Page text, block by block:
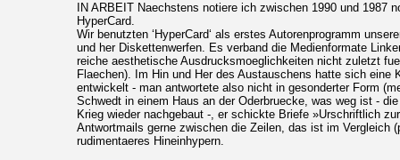
IN ARBEIT Naechstens notiere ich zwischen 1990 und 1987
HyperCard.
Wir benutzten ‘HyperCard‘ als erstes Autorenprogramm
und her Diskettenwerfen. Es verband die Medienformate
reiche aesthetische Ausdrucksmoeglichkeiten nicht zuletzt
Flaechen). Im Hin und Her des Austauschens hatte sich eine
entwickelt - man antwortete also nicht in gesonderter Form
Schwedt in einem Haus an der Oderbruecke, was weg ist -
Krieg wieder nachgebaut -, er schickte Briefe »Urschriftlich
Antwortmails gerne zwischen die Zeilen, das ist im Vergleich
rudimentaeres Hineinhypern.